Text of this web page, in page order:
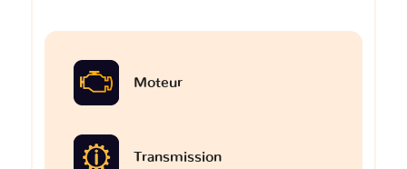
Moteur
Transmission